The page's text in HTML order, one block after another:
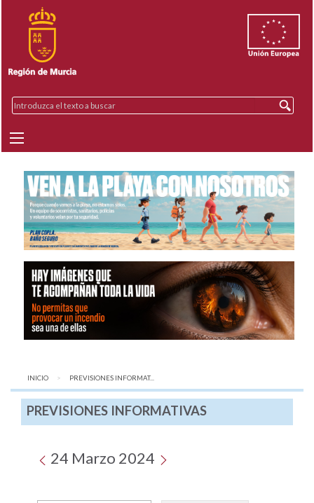
INICIO AQUÍ:
PREVISIONES INFORMAT...
PREVISIONES INFORMATIVAS
24 Marzo 2024